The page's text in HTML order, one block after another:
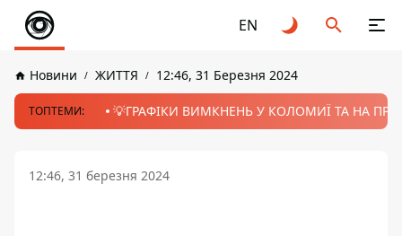
EN
Новини ЖИТТЯ 12:46, 31 Березня 2024
ТОПТЕМИ: 💡ГРАФІКИ ВИМКНЕНЬ У КОЛОМИЇ ТА НА
12:46, 31 березня 2024